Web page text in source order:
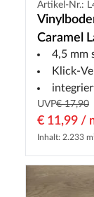
Artikel-Nr.:
Caramel
4,5 mm
Klick-
UVP€ 17,90
€ 11,99 /
Inhalt: 2.233